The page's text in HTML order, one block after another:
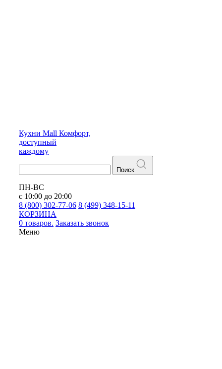
Кухни Mall Комфорт,
доступный
каждому
Поиск
ПН-ВС
с 10:00 до 20:00
8 (800) 302-77-06 8 (499) 348-15-11
КОРЗИНА
0 товаров. Заказать звонок
Меню